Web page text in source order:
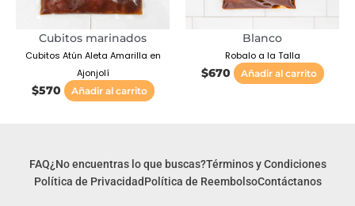
Cubitos marinados
Cubitos Atún Aleta Amarilla en
Ajonjolí
$570 Añadir al carrito
Blanco
Robalo a la Talla
$670 Añadir al carrito
FAQ¿No encuentras lo que buscas?Términos y Condiciones
Política de PrivacidadPolítica de ReembolsoContáctanos